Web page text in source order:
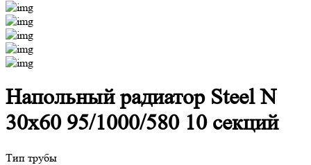
Напольный радиатор Steel N
30х60 95/1000/580 10 секций
Тип трубы